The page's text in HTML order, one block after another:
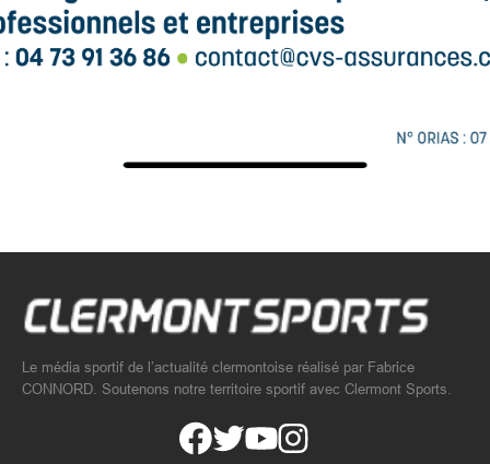
Le média sportif de l’actualité clermontoise réalisé par Fabrice
CONNORD. Soutenons notre territoire sportif avec Clermont Sports.